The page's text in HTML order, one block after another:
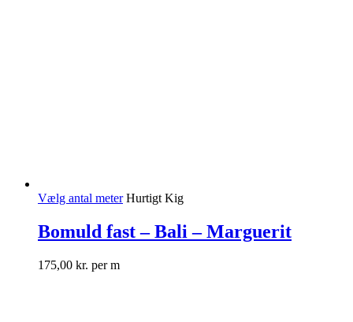
Vælg antal meter Hurtigt Kig
Bomuld fast – Bali – Marguerit
175,00 kr. per m